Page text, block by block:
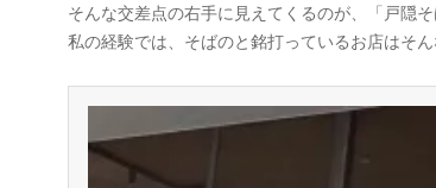
そんな交差点の右手に見えてくるのが、「戸隠
私の経験では、そばのと銘打っているお店はそ